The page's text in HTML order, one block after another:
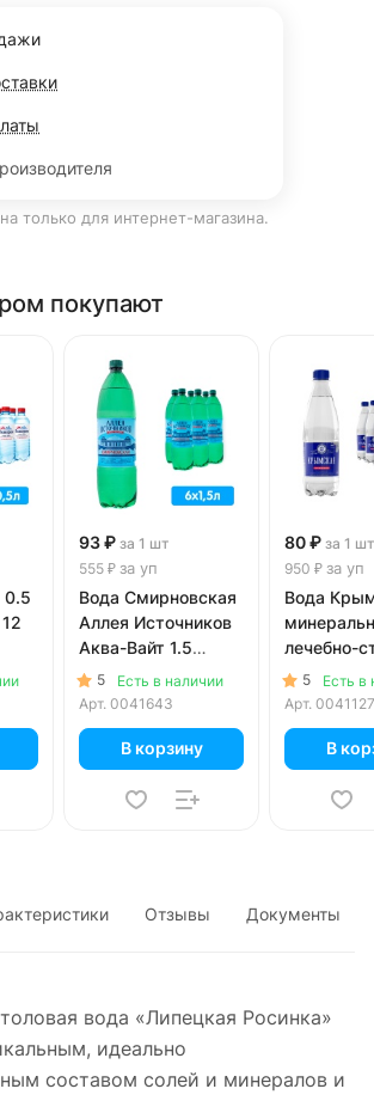
только для интернет-магазина.
покупают
0.5
93 ₽ за 1 шт
555 ₽ за уп
Вода Смирновская
Аллея Источников
Аква-Вайт 1.5
литра, газ, пэт, 6
шт. в уп.
5
Есть в наличии
Арт. 0041643
В корзину
80 ₽ за 1 шт
950 ₽ за уп
Вода
лечебно-
0.5 литра,
12 шт. в
5
Есть в
Арт. 0041127
В
Отзывы Документы
вода «Липецкая Росинка»
идеально
составом солей и минералов и